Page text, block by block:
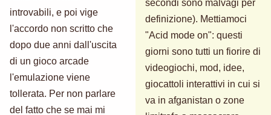
introvabili, e poi vige
l'accordo non scritto che
dopo due anni dall'uscita
di un gioco arcade
l'emulazione viene
tollerata. Per non parlare
del fatto che se mai mi
secondi sono malvagi per
definizione). Mettiamoci
"Acid mode on": questi
giorni sono tutti un fiorire di
videogiochi, mod, idee,
giocattoli interattivi in cui si
va in afganistan o zone